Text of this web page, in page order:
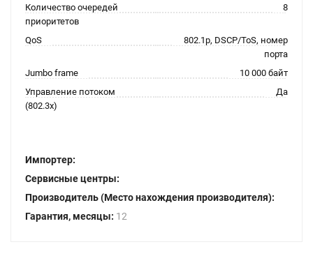
Количество очередей
приоритетов
8
QoS
802.1p, DSCP/ToS, номер
порта
Jumbo frame
10 000 байт
Управление потоком
(802.3x)
Да
Импортер:
Сервисные центры:
Производитель (Место нахождения производителя):
Гарантия, месяцы: 12